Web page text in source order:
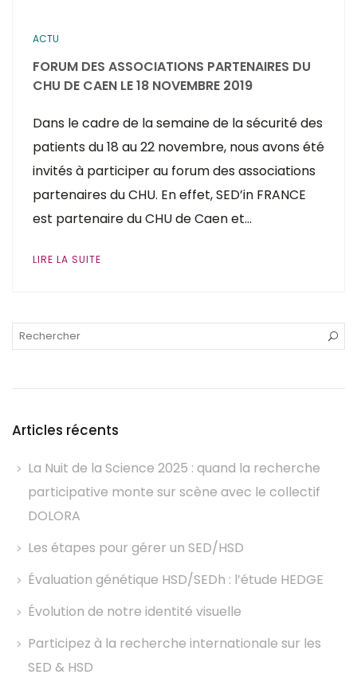
ACTU
FORUM DES ASSOCIATIONS PARTENAIRES DU
CHU DE CAEN LE 18 NOVEMBRE 2019
Dans le cadre de la semaine de la sécurité des
patients du 18 au 22 novembre, nous avons été
invités à participer au forum des associations
partenaires du CHU. En effet, SED’in FRANCE
est partenaire du CHU de Caen et…
LIRE LA SUITE
Articles récents
La Nuit de la Science 2025 : quand la recherche
participative monte sur scène avec le collectif
DOLORA
Les étapes pour gérer un SED/HSD
Évaluation génétique HSD/SEDh : l’étude HEDGE
Évolution de notre identité visuelle
Participez à la recherche internationale sur les
SED & HSD